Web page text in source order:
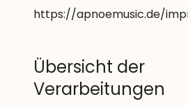
https://apnoemusic.de/
Übersicht der
Verarbeitungen